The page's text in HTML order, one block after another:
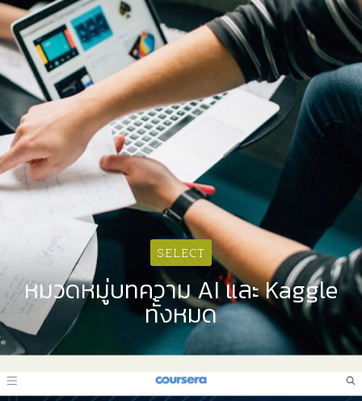
SELECT
หมวดหมู่บทความ AI และ Kaggle
ทั้งหมด